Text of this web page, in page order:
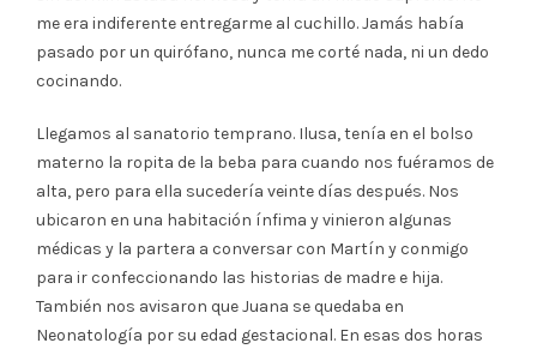
me era indiferente entregarme al cuchillo. Jamás había
pasado por un quirófano, nunca me corté nada, ni un dedo
cocinando.
Llegamos al sanatorio temprano. Ilusa, tenía en el bolso
materno la ropita de la beba para cuando nos fuéramos de
alta, pero para ella sucedería veinte días después. Nos
ubicaron en una habitación ínfima y vinieron algunas
médicas y la partera a conversar con Martín y conmigo
para ir confeccionando las historias de madre e hija.
También nos avisaron que Juana se quedaba en
Neonatología por su edad gestacional. En esas dos horas